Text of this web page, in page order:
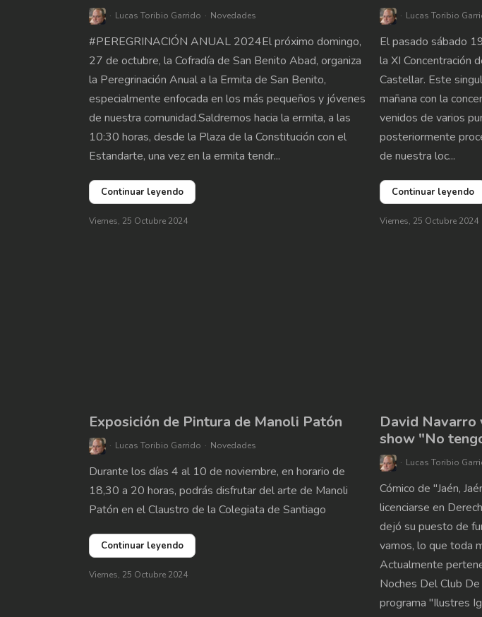
Lucas Toribio Garrido Novedades
#PEREGRINACIÓN ANUAL 2024El próximo domingo,
27 de octubre, la Cofradía de San Benito Abad, organiza
la Peregrinación Anual a la Ermita de San Benito,
especialmente enfocada en los más pequeños y jóvenes
de nuestra comunidad.Saldremos hacia la ermita, a las
10:30 horas, desde la Plaza de la Constitución con el
Estandarte, una vez en la ermita tendr...
Continuar leyendo
Viernes, 25 Octubre 2024
Lucas Toribio
El pasado sábado
la XI Concentración
Castellar. Este
mañana con la
venidos de varios
posteriormente
de nuestra loc...
Continuar leyendo
Viernes, 25 Octubre 2024
Exposición de Pintura de Manoli Patón
Lucas Toribio Garrido Novedades
Durante los días 4 al 10 de noviembre, en horario de
18,30 a 20 horas, podrás disfrutar del arte de Manoli
Patón en el Claustro de la Colegiata de Santiago
Continuar leyendo
Viernes, 25 Octubre 2024
David Navarro
show "No
Lucas Toribio
Cómico de "Jaén,
licenciarse en
dejó su puesto de
vamos, lo que toda
Actualmente
Noches Del Club
programa "Ilustres